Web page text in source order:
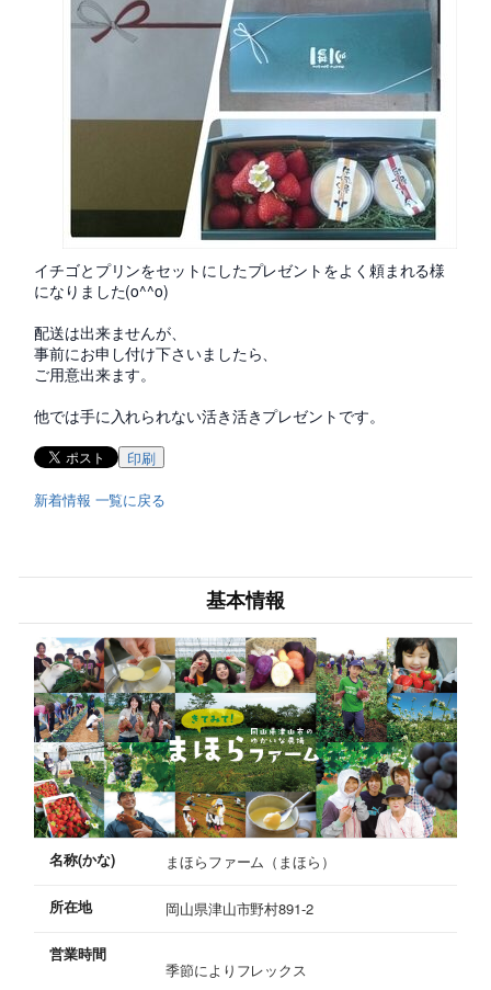
イチゴとプリンをセットにしたプレゼントをよく頼まれる様
になりました(o^^o)
配送は出来ませんが、
事前にお申し付け下さいましたら、
ご用意出来ます。
他では手に入れられない活き活きプレゼントです。
印刷
新着情報 一覧に戻る
基本情報
名称(かな) まほらファーム（まほら）
所在地 岡山県津山市野村891-2
営業時間
季節によりフレックス